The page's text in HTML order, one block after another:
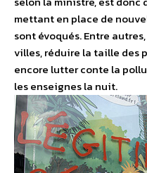
mettant en place de
sont évoqués. Entre
villes, réduire la taille des
encore lutter conte la
les enseignes la nuit.